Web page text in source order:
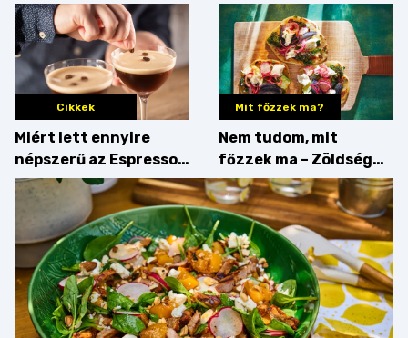
Cikkek
Miért lett ennyire
népszerű az Espresso
Martini – és mit
érdemes enni mellé?
Mit főzzek ma?
Nem tudom, mit
főzzek ma – Zöldség
minden mennyiségben